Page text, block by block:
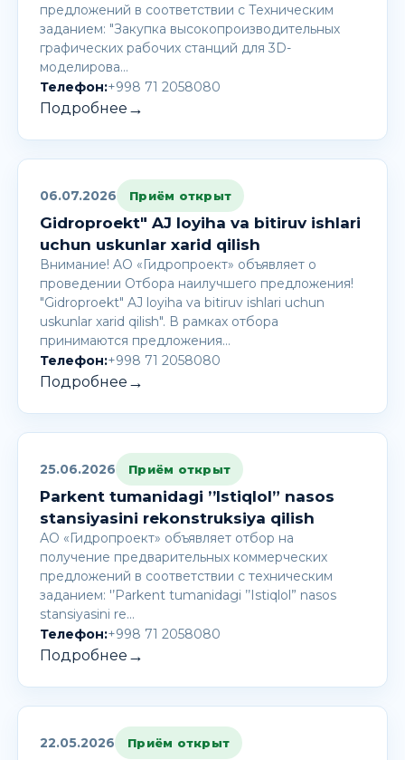
предложений в соответствии с Техническим
заданием: "Закупка высокопроизводительных
графических рабочих станций для 3D-
моделирова…
Телефон:+998 71 2058080
Подробнее →
06.07.2026 Приём открыт
Gidroproekt" AJ loyiha va bitiruv ishlari
uchun uskunlar xarid qilish
Внимание! AО «Гидропроект» объявляет о
проведении Отбора наилучшего предложения!
"Gidroproekt" AJ loyiha va bitiruv ishlari uchun
uskunlar xarid qilish". В рамках отбора
принимаются предложения…
Телефон:+998 71 2058080
Подробнее →
25.06.2026 Приём открыт
Parkent tumanidagi ’’Istiqlol” nasos
stansiyasini rekonstruksiya qilish
АО «Гидропроект» объявляет отбор на
получение предварительных коммерческих
предложений в соответствии с техническим
заданием: '’Parkent tumanidagi ’’Istiqlol” nasos
stansiyasini re…
Телефон:+998 71 2058080
Подробнее →
22.05.2026 Приём открыт